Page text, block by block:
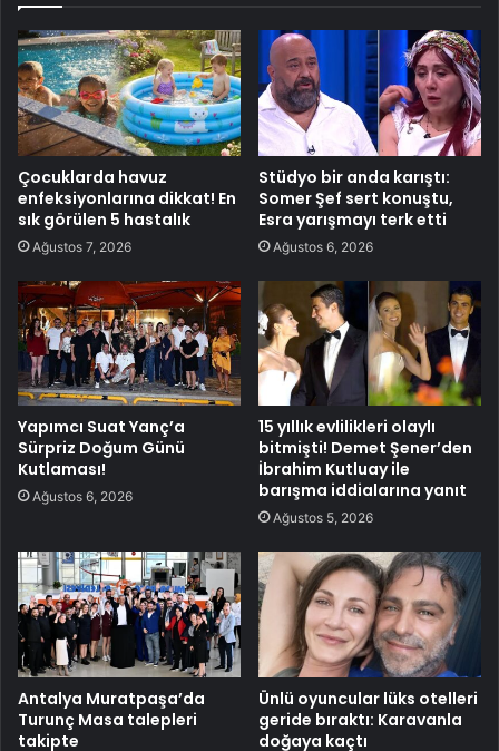
Çocuklarda havuz
enfeksiyonlarına dikkat! En
sık görülen 5 hastalık
Ağustos 7, 2026
Stüdyo bir anda karıştı:
Somer Şef sert konuştu,
Esra yarışmayı terk etti
Ağustos 6, 2026
Yapımcı Suat Yanç’a
Sürpriz Doğum Günü
Kutlaması!
Ağustos 6, 2026
15 yıllık evlilikleri olaylı
bitmişti! Demet Şener’den
İbrahim Kutluay ile
barışma iddialarına yanıt
Ağustos 5, 2026
Antalya Muratpaşa’da
Turunç Masa talepleri
takipte
Ünlü oyuncular lüks otelleri
geride bıraktı: Karavanla
doğaya kaçtı